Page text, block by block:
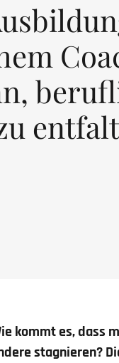
kommt es, dass
stagnieren?